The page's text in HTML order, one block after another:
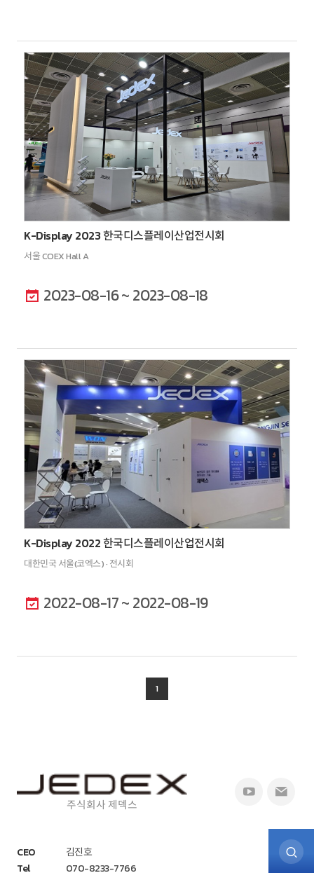
K-Display 2023 한국디스플레이산업전시회
서울 COEX Hall A
2023-08-16 ~ 2023-08-18
K-Display 2022 한국디스플레이산업전시회
대한민국 서울(코엑스) · 전시회
2022-08-17 ~ 2022-08-19
1
주식회사 제덱스
CEO
김진호
Tel
070-8233-7766